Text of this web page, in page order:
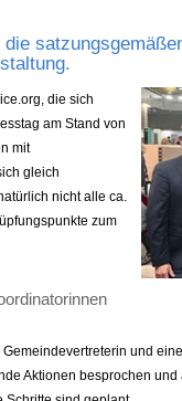
die sich
am Stand von
mit
gleich
nicht alle ca.
zum
und
Aktionen besprochen